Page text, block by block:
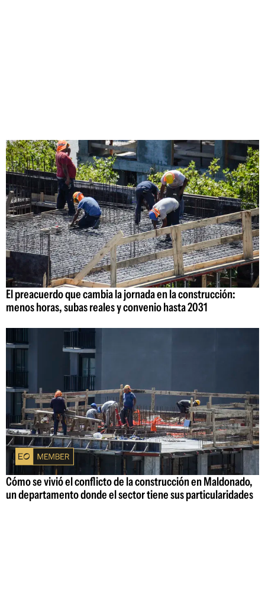
El preacuerdo que cambia la jornada en la construcción:
menos horas, subas reales y convenio hasta 2031
Cómo se vivió el conflicto de la construcción en Maldonado,
un departamento donde el sector tiene sus particularidades